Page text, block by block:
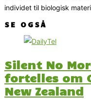
individet til biologisk
SE OGSÅ
Silent No
fortelles om
New Zealand